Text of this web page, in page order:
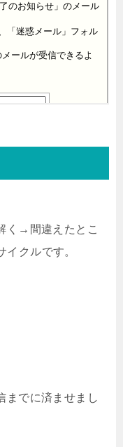
く→間違えたとこ
クルです。
までに済ませまし